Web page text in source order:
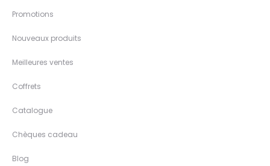
Promotions
Nouveaux produits
Meilleures ventes
Coffrets
Catalogue
Chèques cadeau
Blog